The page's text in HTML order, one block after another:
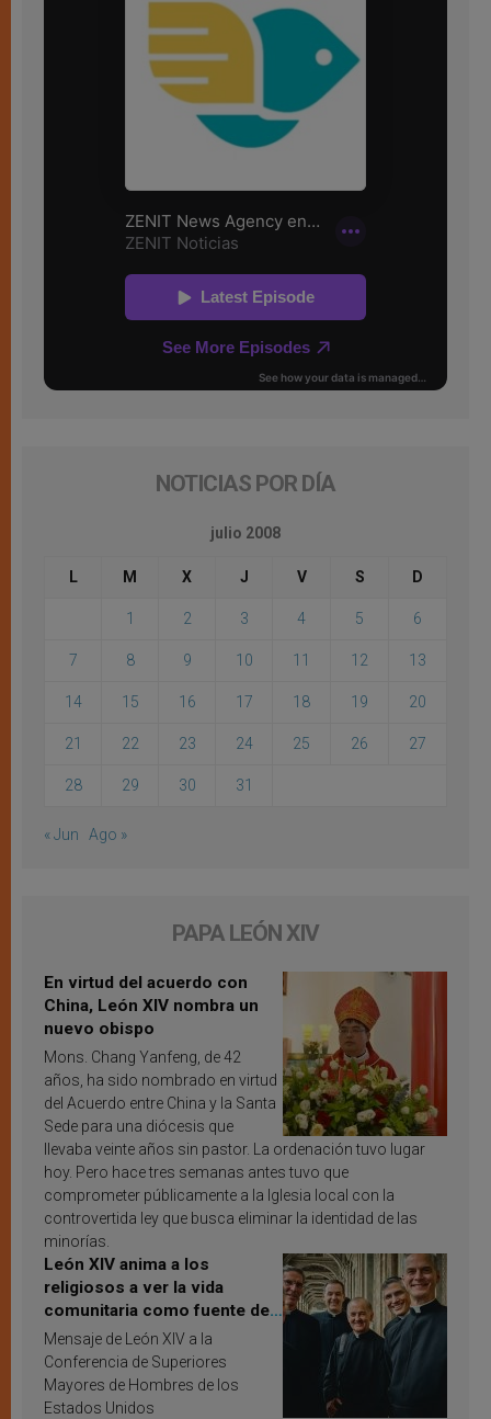
NOTICIAS POR DÍA
julio 2008
L M X J V S D
1 2 3 4 5 6
7 8 9 10 11 12 13
14 15 16 17 18 19 20
21 22 23 24 25 26 27
28 29 30 31
« Jun Ago »
PAPA LEÓN XIV
En virtud del acuerdo con
China, León XIV nombra un
nuevo obispo
Mons. Chang Yanfeng, de 42
años, ha sido nombrado en virtud
del Acuerdo entre China y la Santa
Sede para una diócesis que
llevaba veinte años sin pastor. La ordenación tuvo lugar
hoy. Pero hace tres semanas antes tuvo que
comprometer públicamente a la Iglesia local con la
controvertida ley que busca eliminar la identidad de las
minorías.
León XIV anima a los
religiosos a ver la vida
comunitaria como fuente de
inspiración y santificación
Mensaje de León XIV a la
Conferencia de Superiores
Mayores de Hombres de los
Estados Unidos